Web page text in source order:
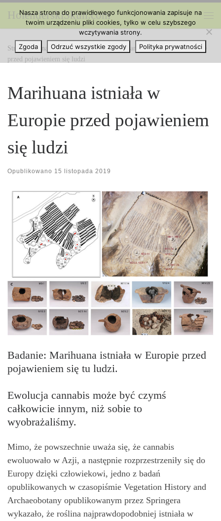
Przejdź do treści
HolenderskiSkun.com
Strona główna » Marihuana na Świecie » Marihuana istniała w Europie
przed pojawieniem się ludzi
Marihuana istniała w
Europie przed pojawieniem
się ludzi
Opublikowano 15 listopada 2019
Badanie: Marihuana istniała w Europie przed
pojawieniem się tu ludzi.
Ewolucja cannabis może być czymś
całkowicie innym, niż sobie to
wyobrażaliśmy.
Mimo, że powszechnie uważa się, że cannabis
ewoluowało w Azji, a następnie rozprzestrzeniły się do
Europy dzięki człowiekowi, jedno z badań
opublikowanych w czasopiśmie Vegetation History and
Archaeobotany opublikowanym przez Springera
wykazało, że roślina najprawdopodobniej istniała w
Nasza strona do prawidłowego funkcjonowania zapisuje na
twoim urządzeniu pliki cookies, tylko w celu szybszego
wczytywania strony.
Zgoda
Odrzuć wszystkie zgody Polityka prywatności